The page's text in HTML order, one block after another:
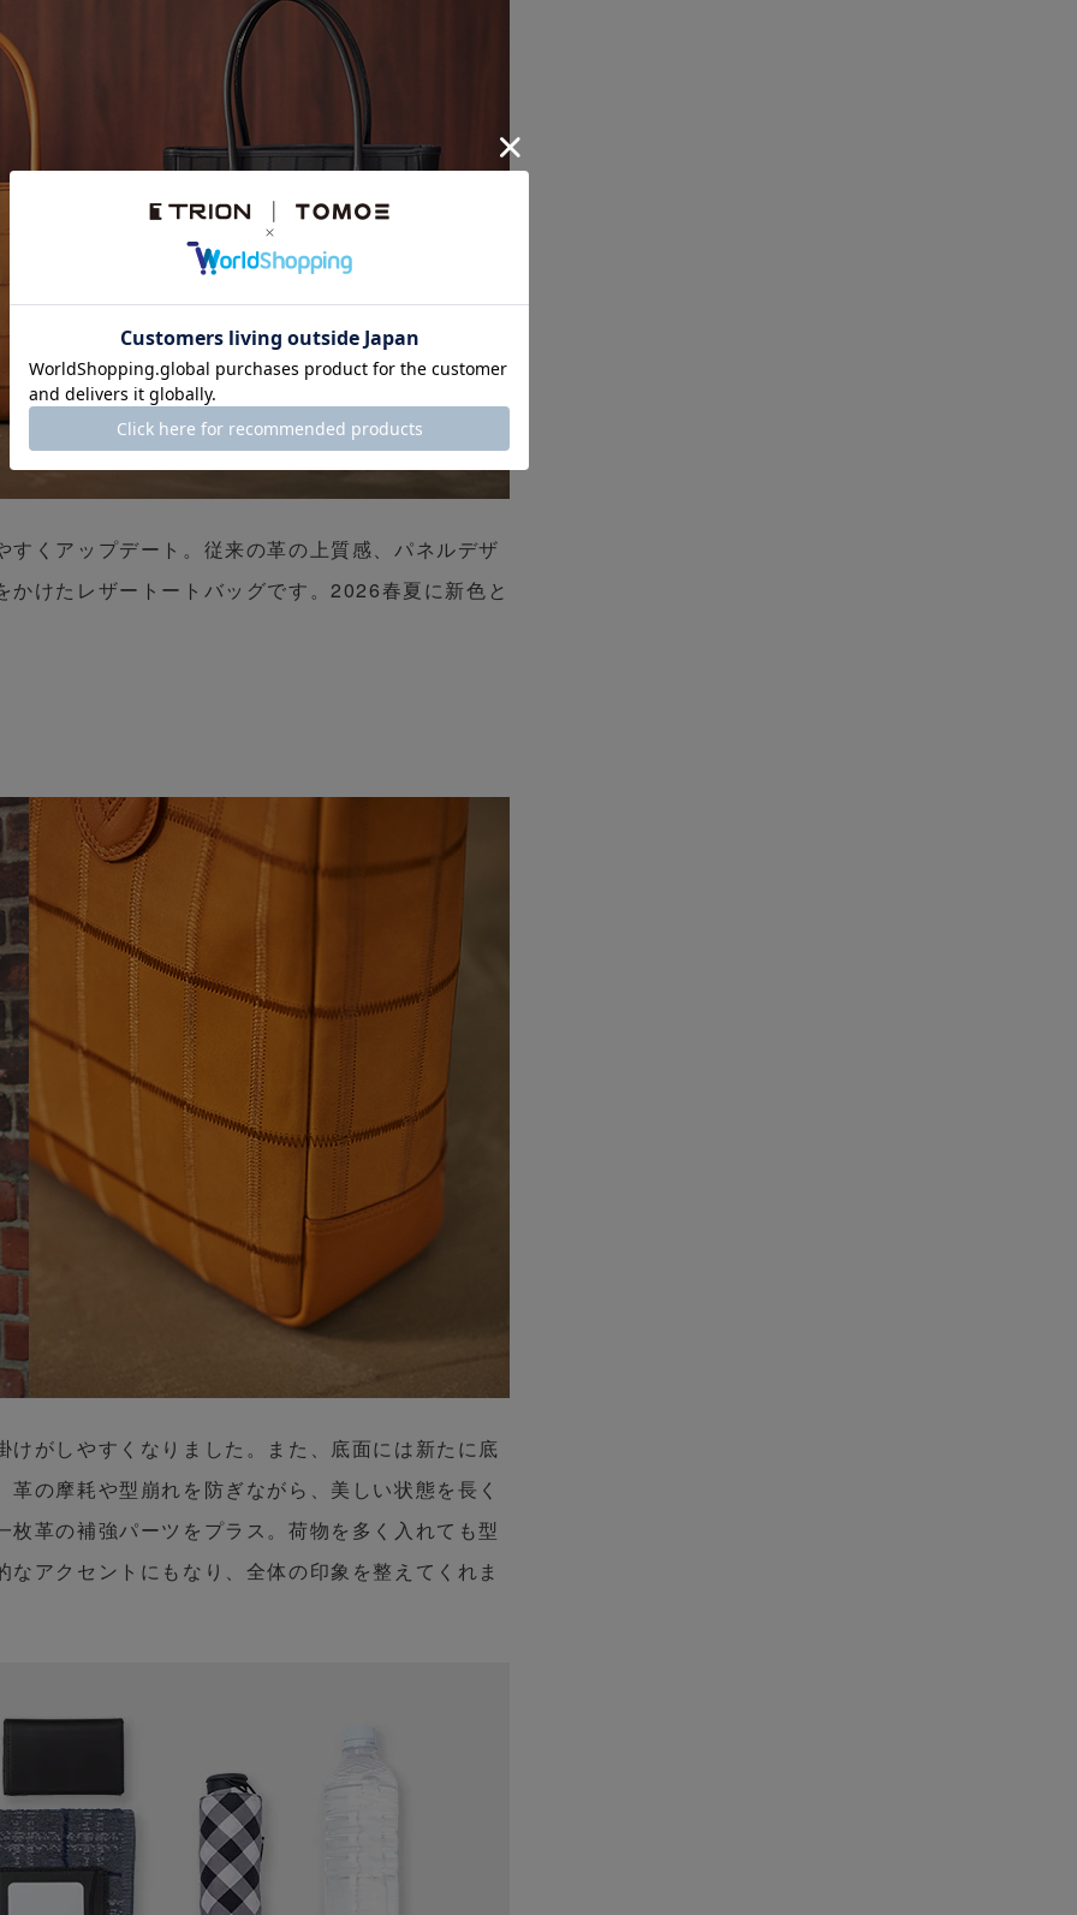
くアップデート。従来の革の上質感、パネルデザ
けたレザートートバッグです。2026春夏に新色と
がしやすくなりました。また、底面には新たに底
の摩耗や型崩れを防ぎながら、美しい状態を長く
革の補強パーツをプラス。荷物を多く入れても型
アクセントにもなり、全体の印象を整えてくれま